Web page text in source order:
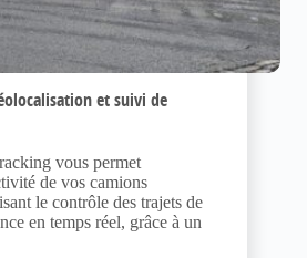
et suivi de
vous permet
de vos camions
le contrôle des trajets de
en temps réel, grâce à un